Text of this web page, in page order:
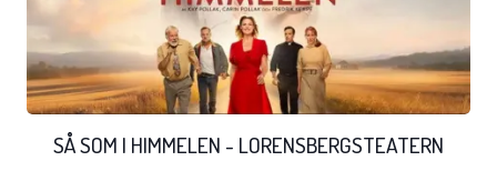
SÅ SOM I HIMMELEN - LORENSBERGSTEATERN